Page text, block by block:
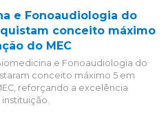
e Fonoaudiologia do
conceito máximo
do MEC
e Fonoaudiologia do
conceito máximo 5 em
reforçando a excelência